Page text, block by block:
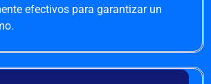
efectivos para garantizar un